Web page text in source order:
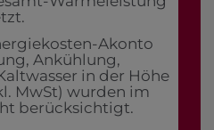
Akonto
Ankühlung,
in der Höhe
MwSt) wurden im
berücksichtigt.